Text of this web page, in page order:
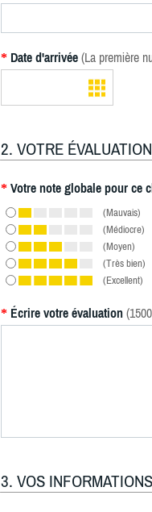
* Date d'arrivée (La première
2. VOTRE ÉVALUATION
* Votre note globale pour ce
(Mauvais)
(Médiocre)
(Moyen)
(Très bien)
(Excellent)
* Écrire votre évaluation
3. VOS INFORMATIONS